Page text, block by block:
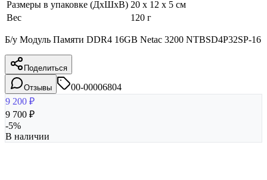
Размеры в упаковке (ДхШхВ) 20 x 12 x 5 см
Вес
120 г
Б/у Модуль Памяти DDR4 16GB Netac 3200 NTBSD4P32SP-16
Поделиться
Отзывы
00-00006804
9 200 ₽
9 700 ₽
-5%
В наличии